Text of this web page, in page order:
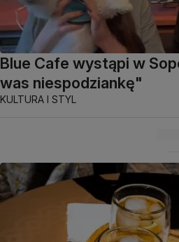
Blue Cafe wystąpi w
was niespodziankę"
KULTURA I STYL